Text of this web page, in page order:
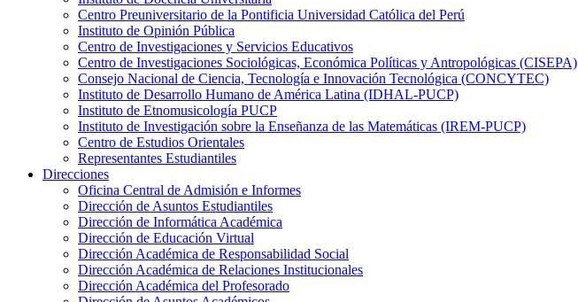
Centro Preuniversitario de la Pontificia Universidad Católica del Perú
Instituto de Opinión Pública
Centro de Investigaciones y Servicios Educativos
Centro de Investigaciones Sociológicas, Económica Políticas y Antropológicas (CISEPA)
Consejo Nacional de Ciencia, Tecnología e Innovación Tecnológica (CONCYTEC)
Instituto de Desarrollo Humano de América Latina (IDHAL-PUCP)
Instituto de Etnomusicología PUCP
Instituto de Investigación sobre la Enseñanza de las Matemáticas (IREM-PUCP)
Centro de Estudios Orientales
Representantes Estudiantiles
Direcciones
Oficina Central de Admisión e Informes
Dirección de Asuntos Estudiantiles
Dirección de Informática Académica
Dirección de Educación Virtual
Dirección Académica de Responsabilidad Social
Dirección Académica de Relaciones Institucionales
Dirección Académica del Profesorado